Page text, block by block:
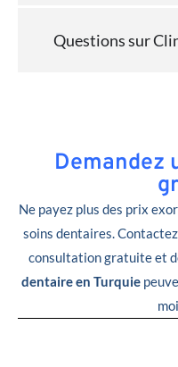
Questions sur
Demandez
Ne payez plus des prix
soins dentaires. Contactez
consultation gratuite et
dentaire en Turquie